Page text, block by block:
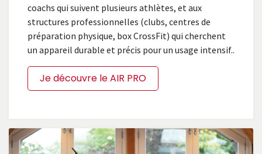
coachs qui suivent plusieurs athlètes, et aux
structures professionnelles (clubs, centres de
préparation physique, box CrossFit) qui cherchent
un appareil durable et précis pour un usage intensif..
Je découvre le AIR PRO